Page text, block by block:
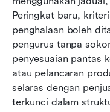
Peringkat baru,
penghalaan boleh
pengurus tanpa
penyesuaian pantas
atau pelancaran
selaras dengan
terkunci dalam